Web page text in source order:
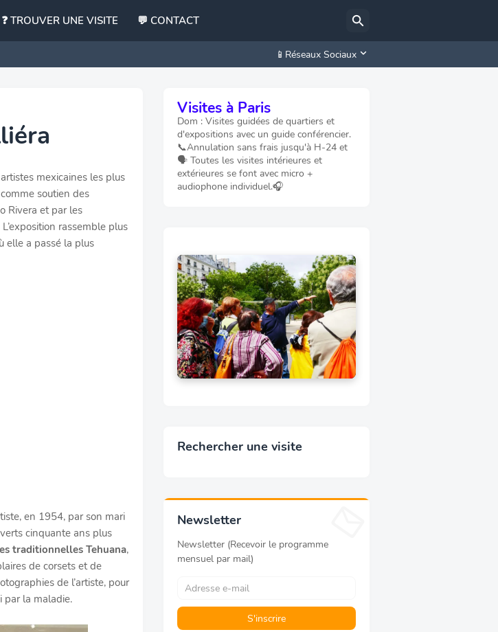
❓ TROUVER UNE VISITE 💬 CONTACT
📱Réseaux Sociaux
mexicaines les plus
soutien des
Rivera et par les
rassemble plus
elle a passé la plus
en 1954, par son mari
cinquante ans plus
traditionnelles Tehuana,
de corsets et de
de l’artiste, pour
par la maladie.
Visites à Paris
Dom : Visites guidées de quartiers et
d'expositions avec un guide conférencier.
📞Annulation sans frais jusqu'à H-24 et
🗣️ Toutes les visites intérieures et
extérieures se font avec micro +
audiophone individuel.🎧
Rechercher une visite
Newsletter
Newsletter (Recevoir le programme
mensuel par mail)